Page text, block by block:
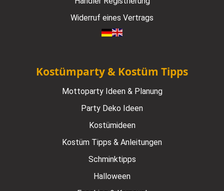
Widerruf eines Vertrags
Kostümparty & Kostüm Tipps
Mottoparty Ideen & Planung
Party Deko Ideen
Kostümideen
Kostüm Tipps & Anleitungen
Schminktipps
Halloween